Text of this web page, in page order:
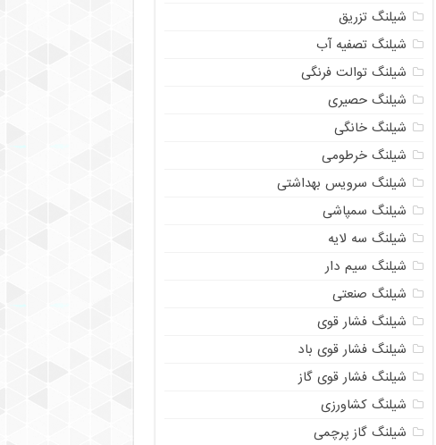
شیلنگ تزریق
شیلنگ تصفیه آب
شیلنگ توالت فرنگی
شیلنگ حصیری
شیلنگ خانگی
شیلنگ خرطومی
شیلنگ سرویس بهداشتی
شیلنگ سمپاشی
شیلنگ سه لایه
شیلنگ سیم دار
شیلنگ صنعتی
شیلنگ فشار قوی
شیلنگ فشار قوی باد
شیلنگ فشار قوی گاز
شیلنگ کشاورزی
شیلنگ گاز پرچمی